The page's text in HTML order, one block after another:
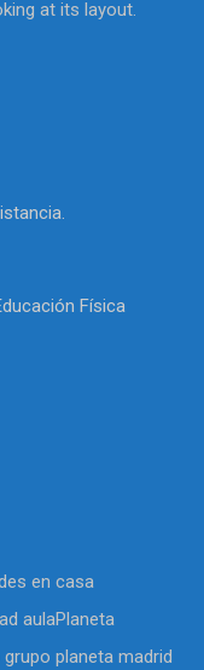
at its layout.
Física
en casa
aulaPlaneta
planeta madrid